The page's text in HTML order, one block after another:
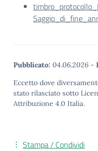
Pubblicato: 04.06.2026 -
Eccetto dove
stato rilasciato sotto
Attribuzione 4.0 Italia.
Stampa / Condividi